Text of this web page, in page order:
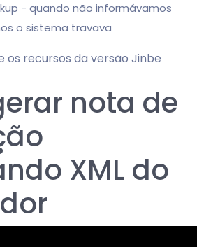
- quando não informávamos
o sistema travava
os recursos da versão Jinbe
nota de
XML do